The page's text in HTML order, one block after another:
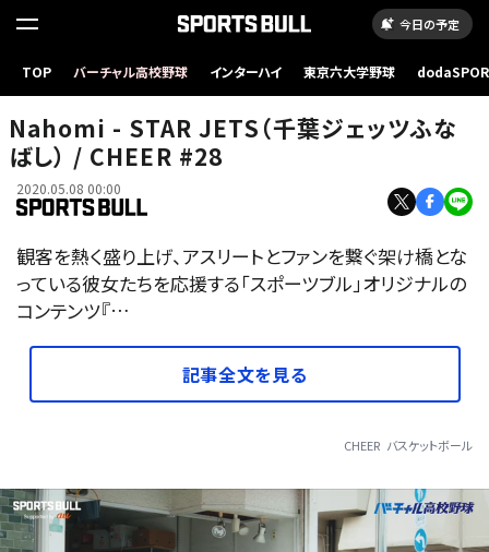
今日の予定
TOP バーチャル高校野球 インターハイ 東京六大学野球
Nahomi - STAR JETS（千葉ジェッツふな
ばし） / CHEER #28
2020.05.08 00:00
観客を熱く盛り上げ、アスリートとファンを繋ぐ架け橋とな
っている彼女たちを応援する「スポーツブル」オリジナルの
コンテンツ『…
記事全文を見る
CHEER バスケットボール